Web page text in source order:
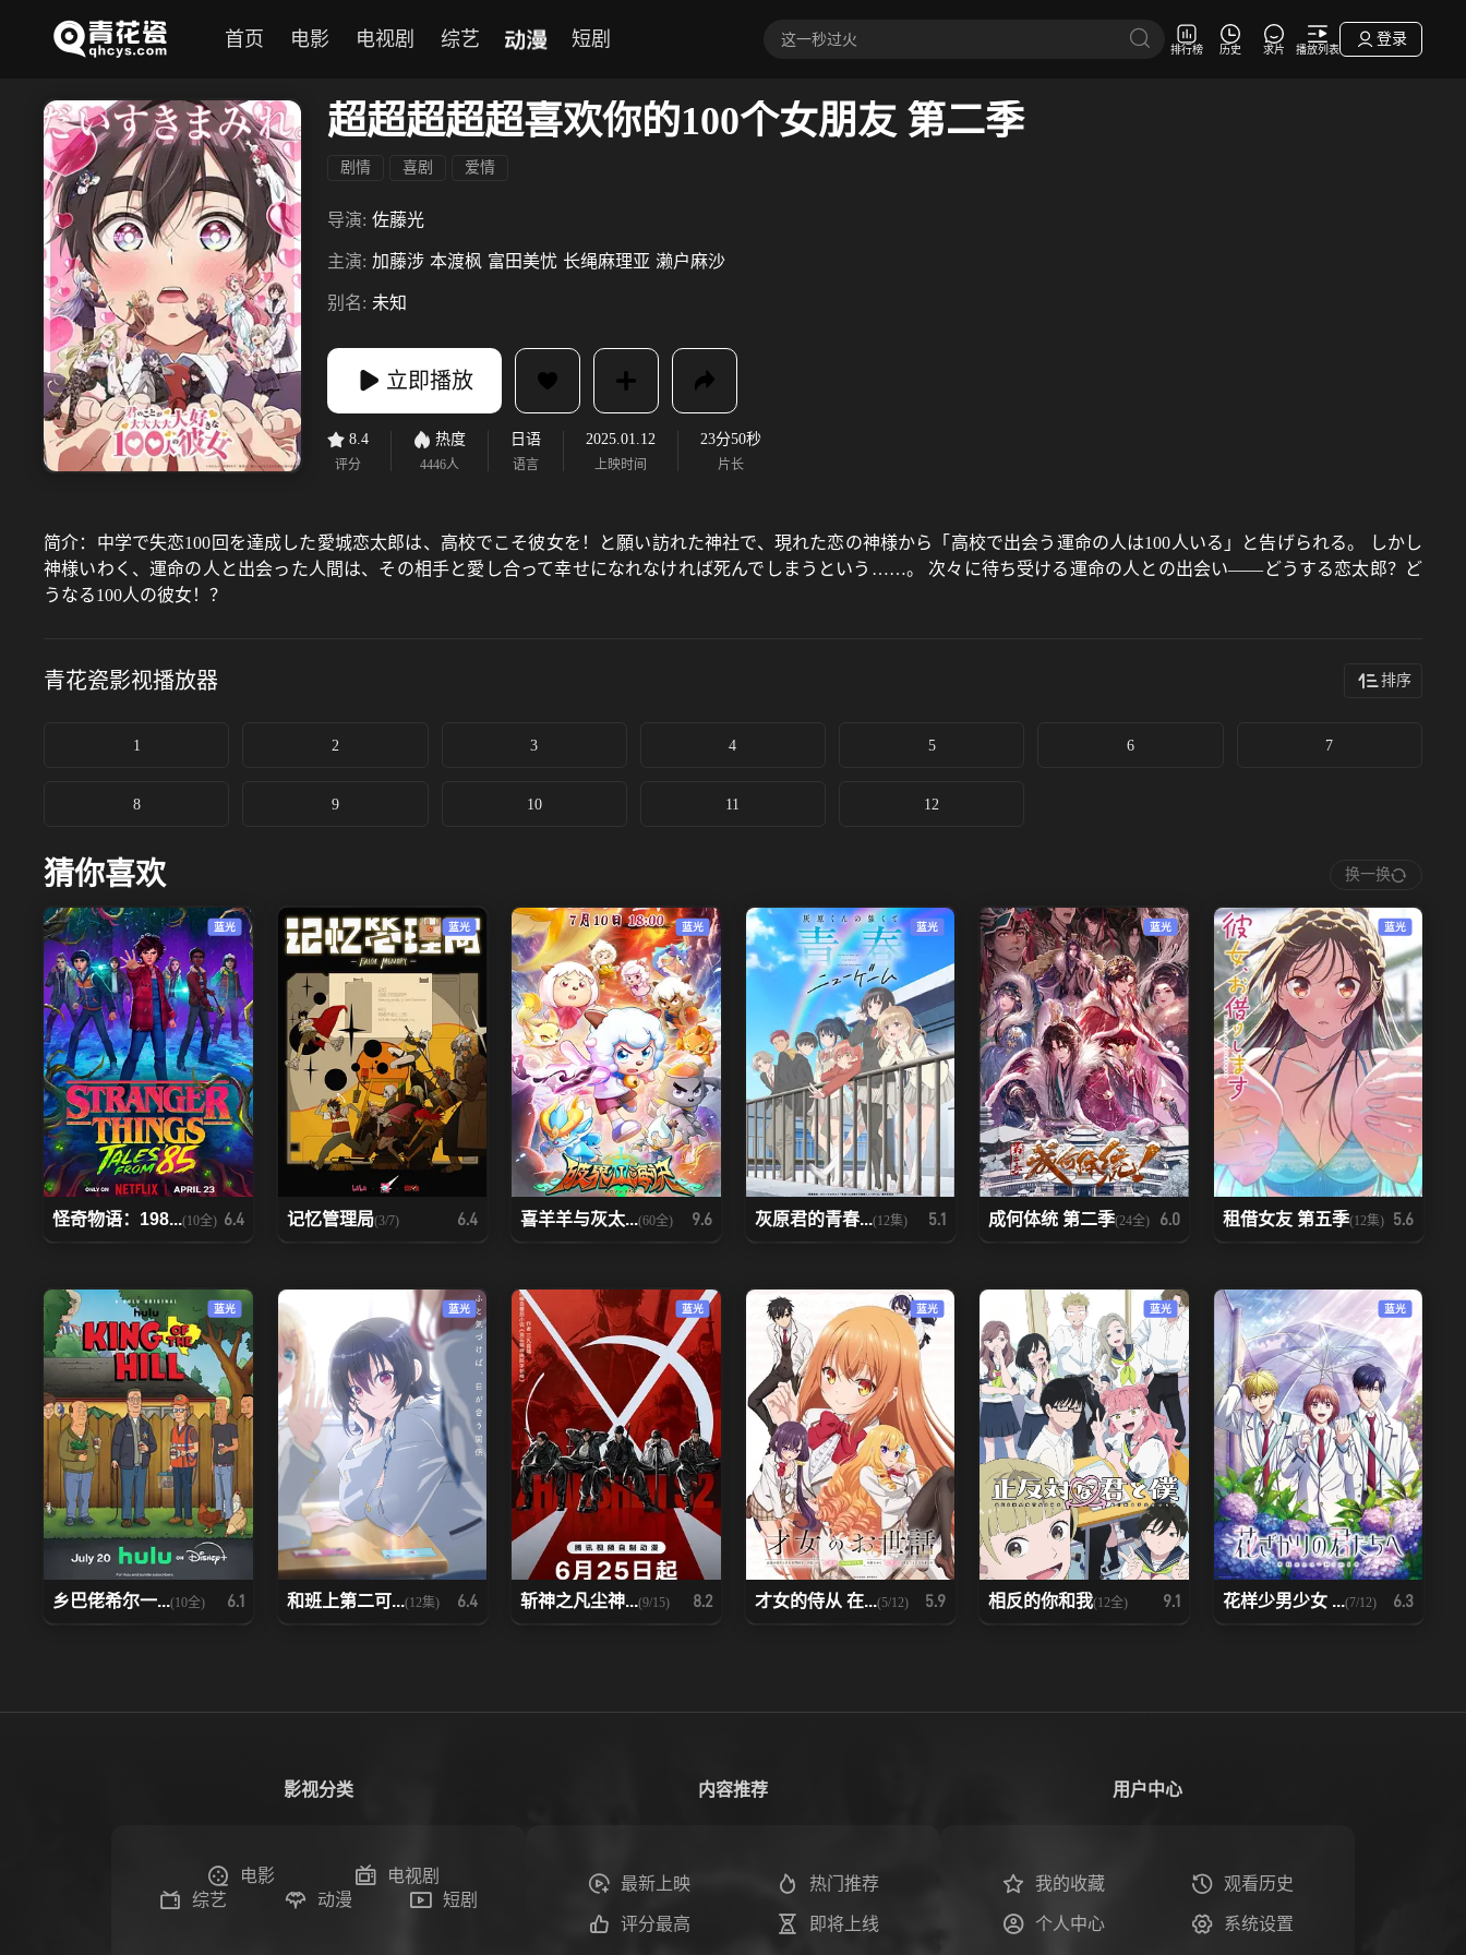
首页 电影 电视剧 综艺 动漫 短剧 排行榜 历史 求片 播放列表
登录
超超超超超喜欢你的100个女朋友 第二季
剧情 喜剧 爱情
导演: 佐藤光
主演: 加藤涉 本渡枫 富田美忧 长绳麻理亚 濑户麻沙
别名: 未知
立即播放
8.4
评分
热度
4446人
日语
语言
2025.01.12
上映时间
23分50秒
片长
简介： 中学で失恋100回を達成した愛城恋太郎は、高校でこそ彼女を！と願い訪れた神社で、現れた恋の神様から「高校で出会う運命の人は100人いる」と告げられる。 しかし
神様いわく、運命の人と出会った人間は、その相手と愛し合って幸せになれなければ死んでしまうという……。 次々に待ち受ける運命の人との出会い――どうする恋太郎？ど
うなる100人の彼女！？
青花瓷影视播放器 排序
1 2 3 4 5 6 7
8 9 10 11 12
猜你喜欢 换一换
蓝光
怪奇物语：198...(10全) 6.4
蓝光
记忆管理局(3/7) 6.4
蓝光
喜羊羊与灰太...(60全) 9.6
蓝光
灰原君的青春...(12集) 5.1
蓝光
成何体统 第二季(24全) 6.0
蓝光
租借女友 第五季(12集) 5.6
蓝光
乡巴佬希尔一...(10全) 6.1
蓝光
和班上第二可...(12集) 6.4
蓝光
斩神之凡尘神...(9/15) 8.2
蓝光
才女的侍从 在...(5/12) 5.9
蓝光
相反的你和我(12全) 9.1
蓝光
花样少男少女 ...(7/12) 6.3
影视分类
电影
电视剧
综艺
动漫 短剧
内容推荐
最新上映 热门推荐
评分最高 即将上线
用户中心
我的收藏 观看历史
个人中心 系统设置